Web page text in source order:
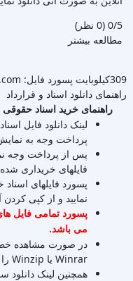
‫0/5 ‫(0 نظر)
مطالعه بیشتر
309کیلوبایت
پسورد فایل: www.1sanad.com
راهنمای دانلود اسناد و قرارداد
راهنمای خرید اسناد حقوقی
لینک دانلود فایل
پرداخت وجه به
پس از پرداخت وجه
فایلهای خریداری شده را
پسورد فایلهای
نمایید و از کپی
می باشد.
در صورت مشاهده
Winrar یا Winzip را نصب نمایید.
همچنین لینک دانلود